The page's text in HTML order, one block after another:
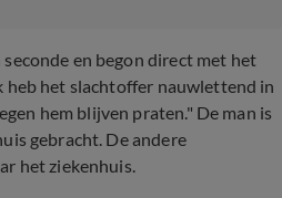
en begon direct met het
heb het slachtoffer nauwlettend in
hem blijven praten." De man is
gebracht. De andere
het ziekenhuis.